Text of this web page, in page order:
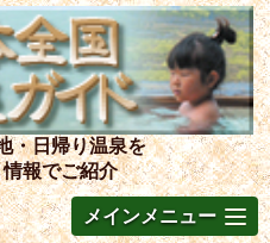
・日帰り温泉を
報でご紹介
メインメニュー